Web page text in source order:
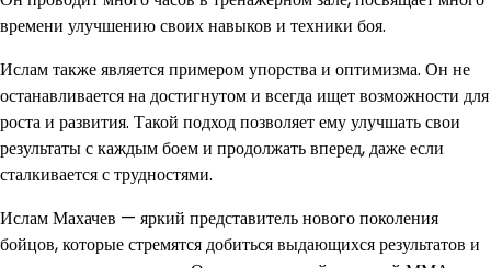
времени улучшению своих навыков и техники боя.
Ислам также является примером упорства и оптимизма. Он не
останавливается на достигнутом и всегда ищет возможности для
роста и развития. Такой подход позволяет ему улучшать свои
результаты с каждым боем и продолжать вперед, даже если
сталкивается с трудностями.
Ислам Махачев — яркий представитель нового поколения
бойцов, которые стремятся добиться выдающихся результатов и